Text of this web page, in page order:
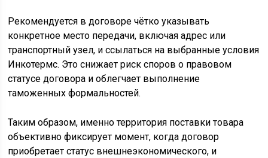
Рекомендуется в договоре чётко указывать
конкретное место передачи, включая адрес или
транспортный узел, и ссылаться на выбранные условия
Инкотермс. Это снижает риск споров о правовом
статусе договора и облегчает выполнение
таможенных формальностей.
Таким образом, именно территория поставки товара
объективно фиксирует момент, когда договор
приобретает статус внешнеэкономического, и